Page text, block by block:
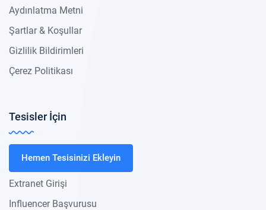
Aydınlatma Metni
Şartlar & Koşullar
Gizlilik Bildirimleri
Çerez Politikası
Tesisler İçin
Hemen Tesisinizi Ekleyin
Extranet Girişi
Influencer Başvurusu